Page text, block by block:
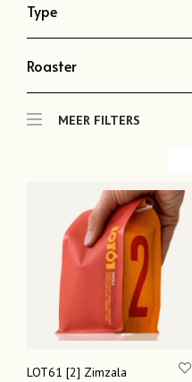
Type
Roaster
MEER FILTERS
LOT61 [2] Zimzala